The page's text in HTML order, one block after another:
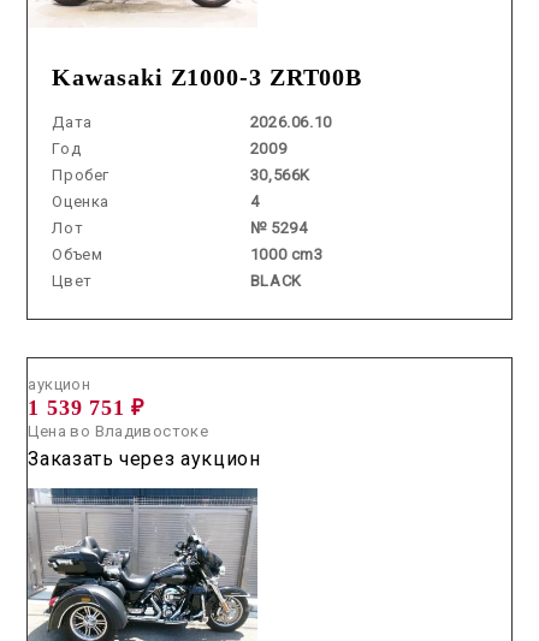
Kawasaki Z1000-3 ZRT00B
Дата
2026.06.10
Год
2009
Пробег
30,566K
Оценка
4
Лот
№ 5294
Объем
1000 cm3
Цвет
BLACK
аукцион
1 539 751 ₽
Цена во Владивостоке
Заказать через аукцион